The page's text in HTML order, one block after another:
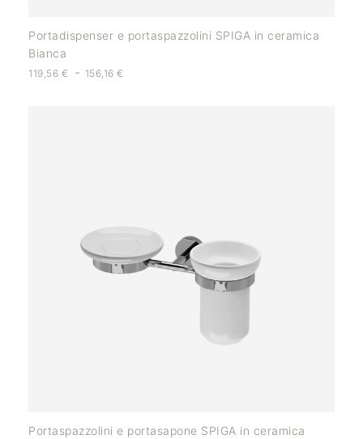
Portadispenser e portaspazzolini SPIGA in ceramica
Bianca
119,56 € - 156,16€
Portaspazzolini e portasapone SPIGA in ceramica